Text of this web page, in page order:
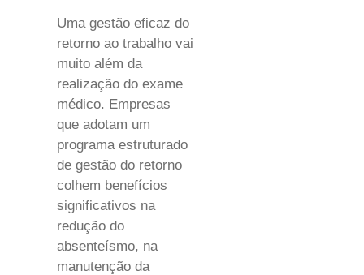
Uma gestão eficaz do
retorno ao trabalho vai
muito além da
realização do exame
médico. Empresas
que adotam um
programa estruturado
de gestão do retorno
colhem benefícios
significativos na
redução do
absenteísmo, na
manutenção da